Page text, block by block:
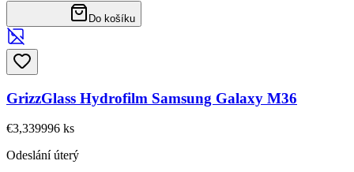
Do košíku
GrizzGlass Hydrofilm Samsung Galaxy M36
€3,339996 ks
Odeslání úterý